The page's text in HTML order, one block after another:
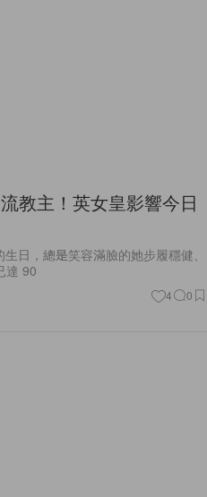
教主！英女皇影響今日
日，總是笑容滿臉的她步履穩健、
達 90
4 0